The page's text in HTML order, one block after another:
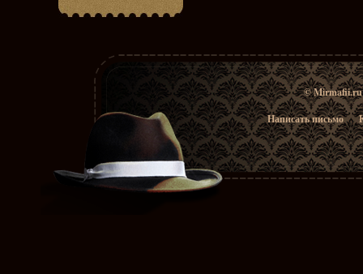
© Mirmafii.ru
Написать письмо